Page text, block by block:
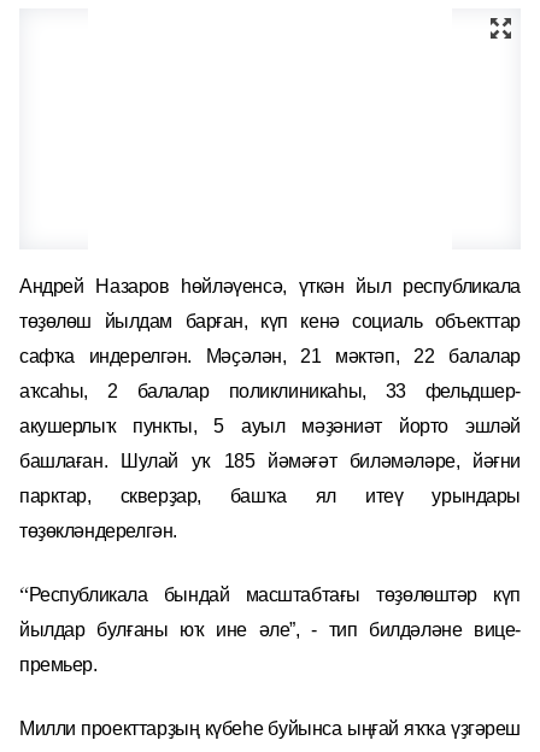
Андрей Назаров һөйләүенсә, үткән йылреспубликала
төҙөлөш йылдам барған, күп кенә социаль объекттар
сафҡа индерелгән. Мәҫәлән, 21 мәктәп, 22 балалар
аҡсаһы, 2 балалар поликлиникаһы, 33 фельдшер-
акушерлыҡ пункты, 5 ауыл мәҙәниәт йорто эшләй
башлаған. Шулай уҡ 185 йәмәғәт биләмәләре, йәғни
парктар, скверҙар, башҡа ял итеү урындары
төҙөкләндерелгән.
“Республикала бындай масштабтағы төҙөлөштәр күп
йылдар булғаны юҡ ине әле”, - тип билдәләневице-
премьер.
Милли проекттарҙың күбеһе буйынса ыңғай яҡҡа үҙгәреш